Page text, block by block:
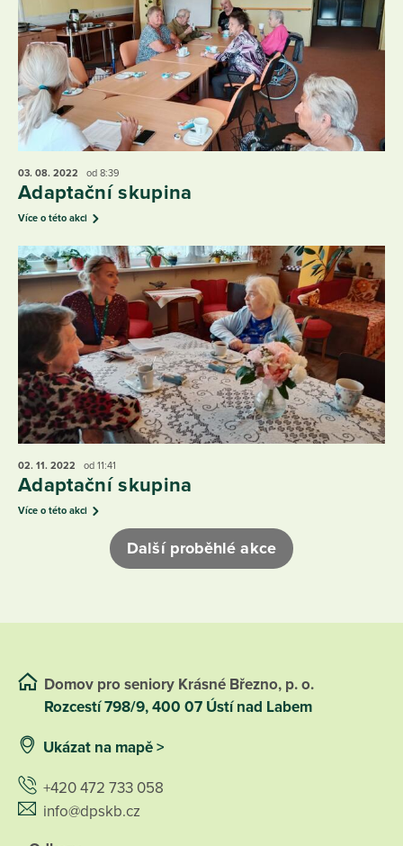
03. 08. 2022 od 8:39
Adaptační skupina
Více o této akci
02. 11. 2022 od 11:41
Adaptační skupina
Více o této akci
Další proběhlé akce
Domov pro seniory Krásné Březno, p. o.
Rozcestí 798/9, 400 07 Ústí nad Labem
Ukázat na mapě >
+420 472 733 058
info@dpskb.cz